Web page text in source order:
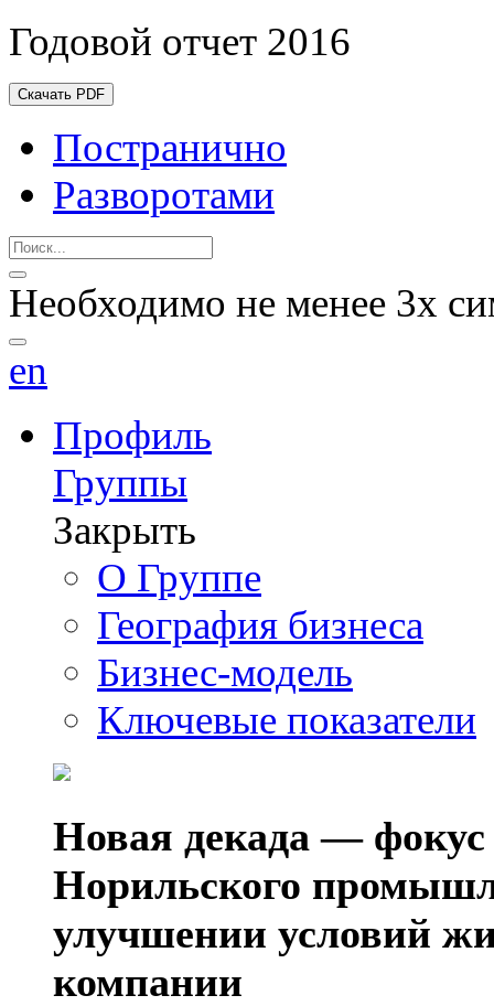
Годовой отчет 2016
Скачать PDF
Постранично
Разворотами
Необходимо не менее 3х
en
Профиль
Группы
Закрыть
О Группе
География бизнеса
Бизнес-модель
Ключевые показатели
Новая декада — фокус
Норильского
улучшении условий
компании